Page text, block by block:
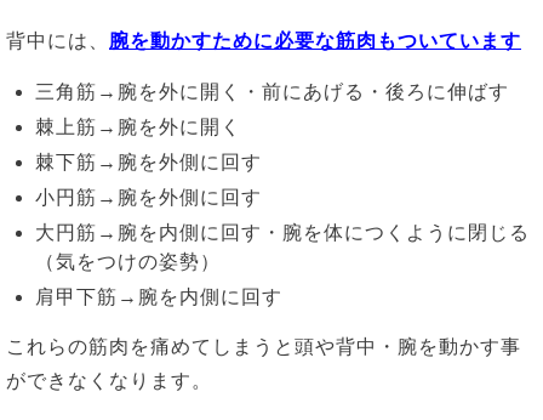
背中には、 腕を動かすために必要な筋肉もついています
三角筋→腕を外に開く・前にあげる・後ろに伸ばす
棘上筋→腕を外に開く
棘下筋→腕を外側に回す
小円筋→腕を外側に回す
大円筋→腕を内側に回す・腕を体につくように閉じる
（気をつけの姿勢）
肩甲下筋→腕を内側に回す
これらの筋肉を痛めてしまうと頭や背中・腕を動かす事
ができなくなります。